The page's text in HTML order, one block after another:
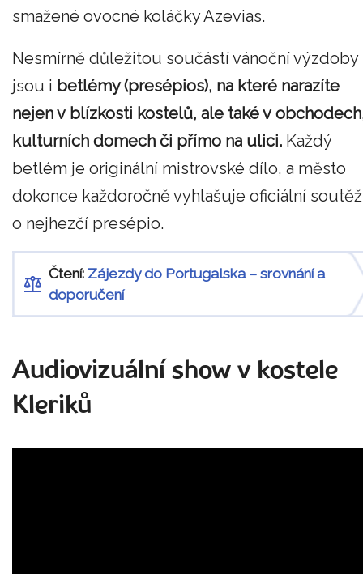
smažené ovocné koláčky Azevias.
Nesmírně důležitou součástí vánoční výzdoby
jsou i betlémy (presépios), na které narazíte
nejen v blízkosti kostelů, ale také v
kulturních domech či přímo na ulici. Každý
betlém je originální mistrovské dílo, a město
dokonce každoročně vyhlašuje oficiální soutěž
o nejhezčí presépio.
Čtení: Zájezdy do Portugalska – srovnání a
doporučení
Audiovizuální show v kostele
Kleriků